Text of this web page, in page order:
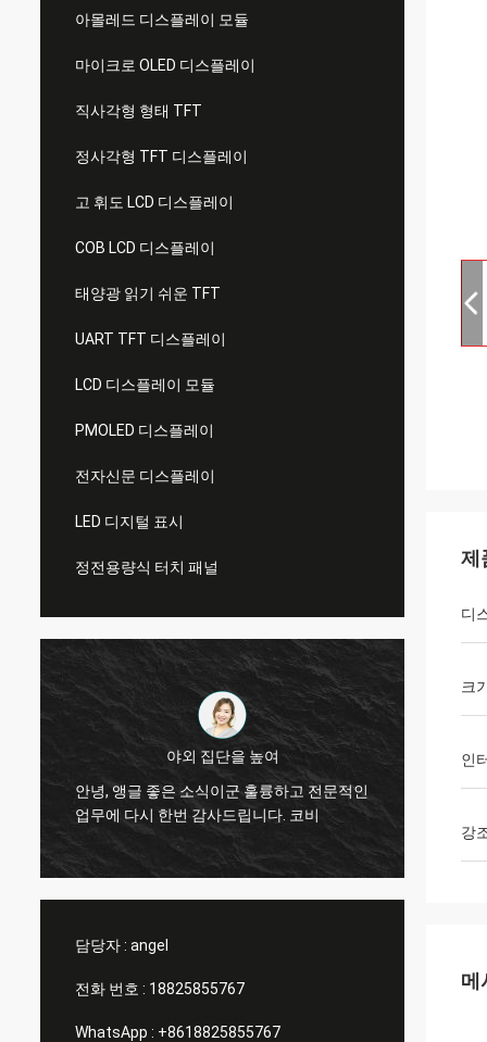
아몰레드 디스플레이 모듈
마이크로 OLED 디스플레이
직사각형 형태 TFT
정사각형 TFT 디스플레이
고 휘도 LCD 디스플레이
COB LCD 디스플레이
태양광 읽기 쉬운 TFT
UART TFT 디스플레이
LCD 디스플레이 모듈
PMOLED 디스플레이
전자신문 디스플레이
LED 디지털 표시
정전용량식 터치 패널
야외 집단을 높여
안녕, 앵글 좋은 소식이군 훌륭하고 전문적인
업무에 다시 한번 감사드립니다. 코비
네,
했습
등에
우리
담당자 : angel
전화 번호 : 18825855767
WhatsApp : +8618825855767
제
디
크
인
강
메